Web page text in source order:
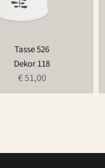
Tasse 526
Dekor 118
€ 51,00